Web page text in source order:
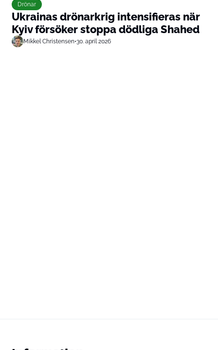
Drönar
Ukrainas drönarkrig intensifieras när
Kyiv försöker stoppa dödliga Shahed
Mikkel Christensen•30. april 2026